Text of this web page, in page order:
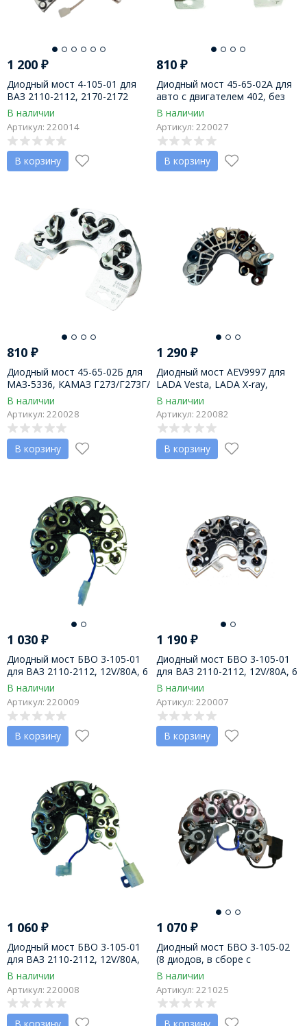
1 200 ₽
Диодный мост 4-105-01 для
ВАЗ 2110-2112, 2170-2172
LADA Priora, 2123 Chevrolet
Niva, на ген-ры 9402-04, пр-во
АО Орбита
В наличии
Артикул: 220014
В корзину
810₽
Диодный мост 45-65-02А для
авто с двигателем 402, без
тахометра, ген-ры Г1631-1641
АО Орбита г. Саранск
В наличии
Артикул: 220027
В корзину
810 ₽
Диодный мост 45-65-02Б для
МАЗ-5336, КАМАЗ Г273/Г273Г/
Г273Б1 АО Орбита г. Саранск
В наличии
Артикул: 220028
В корзину
1 290₽
Диодный мост AEV9997 для
LADA Vesta, LADA X-ray,
Renault Duster, Megane 2, ген-
ры VALEO TG12C209 -
TG12C199
В наличии
Артикул: 220082
В корзину
1 030 ₽
Диодный мост БВО 3-105-01
для ВАЗ 2110-2112, 12V/80A, 6
диодный, на ген-ры 9402 ЗиТ
пр-во Китай
В наличии
Артикул: 220009
В корзину
1 190₽
Диодный мост БВО 3-105-01
для ВАЗ 2110-2112, 12V/80A, 6
диодный, на генераторы 9402
ЗиТ, пр-во АО Орбита
В наличии
Артикул: 220007
В корзину
1 060 ₽
Диодный мост БВО 3-105-01
для ВАЗ 2110-2112, 12V/80A,
6-ти диодный, с плюсовым
болтом и конденсатором, на
ген-ры 9402 пр-во Китай
В наличии
Артикул: 220008
В корзину
1 070₽
Диодный мост БВО 3-105-02
(8 диодов, в сборе с
плюсовым болтом и
конденсатором) для УАЗ с двс
406, на ген-ры БАТЭ 90А, пр-
во Китай
В наличии
Артикул: 221025
В корзину